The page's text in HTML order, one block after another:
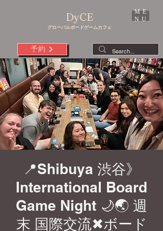
DyCE
グローバルボードゲームカフェ
予約
ME
NU
📍Shibuya 渋谷》
International Board
Game Night 🌙🌏 週
末 国際交流✖︎ボード